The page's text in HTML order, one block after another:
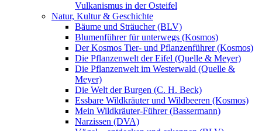
Vulkanismus in der Osteifel
Natur, Kultur & Geschichte
Bäume und Sträucher (BLV)
Blumenführer für unterwegs (Kosmos)
Der Kosmos Tier- und Pflanzenführer (Kosmos)
Die Pflanzenwelt der Eifel (Quelle & Meyer)
Die Pflanzenwelt im Westerwald (Quelle &
Meyer)
Die Welt der Burgen (C. H. Beck)
Essbare Wildkräuter und Wildbeeren (Kosmos)
Mein Wildkräuter-Führer (Bassermann)
Narzissen (DVA)